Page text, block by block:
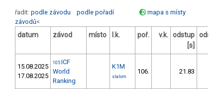
řadit: podle závodu podle pořadí
mapa s místy
závodů<
datum závod místo l.k. poř. v.k. odstup
[s]
odstup
15.08.2025
17.08.2025
105 ICF
World
Ranking
K1M
slalom
106. 21.83